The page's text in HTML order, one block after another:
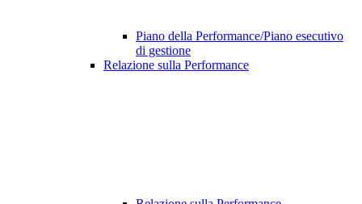
Piano della Performance/Piano esecutivo
di gestione
Relazione sulla Performance